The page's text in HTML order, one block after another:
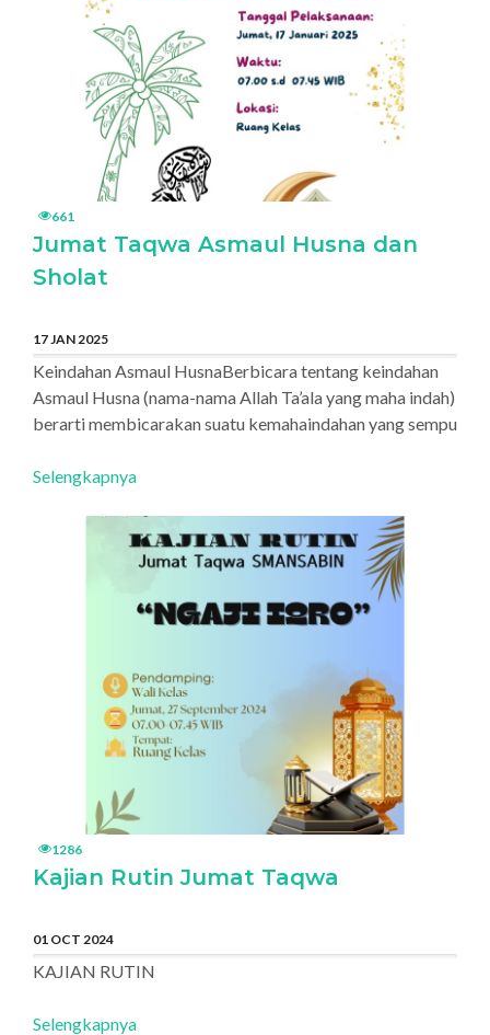
661
Jumat Taqwa Asmaul Husna dan
Sholat
17 JAN 2025
Keindahan Asmaul HusnaBerbicara tentang keindahan
Asmaul Husna (nama-nama Allah Ta’ala yang maha indah)
berarti membicarakan suatu kemahaindahan yang sempu
Selengkapnya
1286
Kajian Rutin Jumat Taqwa
01 OCT 2024
KAJIAN RUTIN
Selengkapnya